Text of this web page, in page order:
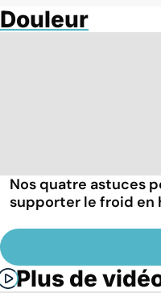
Douleur
Nos quatre astuces
supporter le froid en
Plus de